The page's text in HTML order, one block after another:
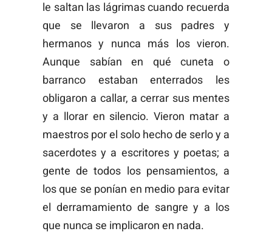
le saltan las lágrimas cuando recuerda
que se llevaron a sus padres y
hermanos y nunca más los vieron.
Aunque sabían en qué cuneta o
barranco estaban enterrados les
obligaron a callar, a cerrar sus mentes
y a llorar en silencio. Vieron matar a
maestros por el solo hecho de serlo y a
sacerdotes y a escritores y poetas; a
gente de todos los pensamientos, a
los que se ponían en medio para evitar
el derramamiento de sangre y a los
que nunca se implicaron en nada.